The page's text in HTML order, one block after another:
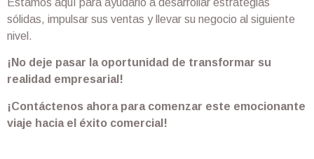
sólidas, impulsar sus ventas y llevar su negocio al siguiente
nivel.
¡No deje pasar la oportunidad de transformar su
realidad empresarial!
¡Contáctenos ahora para comenzar este emocionante
viaje hacia el éxito comercial!